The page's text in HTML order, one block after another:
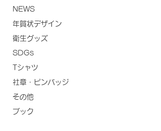
NEWS
年賀状デザイン
衛生グッズ
SDGs
Tシャツ
社章・ピンバッジ
その他
ブック